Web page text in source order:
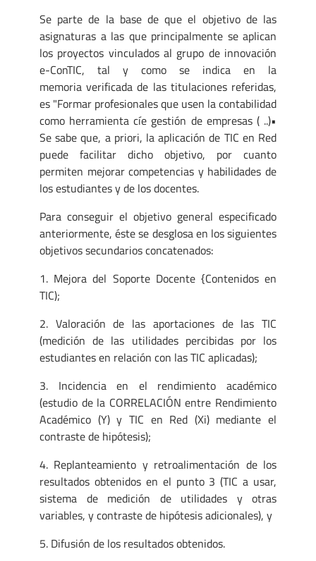
Se parte de la base de que el objetivo de las
asignaturas a las que principalmente se aplican
los proyectos vinculados al grupo de innovación
e-ConTIC, tal y como se indica en la
memoria verificada de las titulaciones referidas,
es "Formar profesionales que usen la contabilidad
como herramienta cíe gestión de empresas ( ..)•
Se sabe que, a priori, la aplicación de TIC en Red
puede facilitar dicho objetivo, por cuanto
permiten mejorar competencias y habilidades de
los estudiantes y de los docentes.
Para conseguir el objetivo general especificado
anteriormente, éste se desglosa en los siguientes
objetivos secundarios concatenados:
1. Mejora del Soporte Docente {Contenidos en
TIC);
2. Valoración de las aportaciones de las TIC
(medición de las utilidades percibidas por los
estudiantes en relación con las TIC aplicadas);
3. Incidencia en el rendimiento académico
(estudio de la CORRELACIÓN entre Rendimiento
Académico (Y) y TIC en Red (Xi) mediante el
contraste de hipótesis);
4. Replanteamiento y retroalimentación de los
resultados obtenidos en el punto 3 (TIC a usar,
sistema de medición de utilidades y otras
variables, y contraste de hipótesis adicionales), y
5. Difusión de los resultados obtenidos.